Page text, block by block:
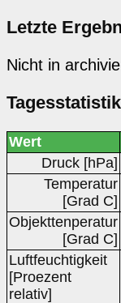
Letzte
Nicht in
Tagesstatistik
Wert
Druck [hPa]
Temperatur
[Grad C]
Objekttenperatur
[Grad C]
Luftfeuchtigkeit
[Proezent
relativ]